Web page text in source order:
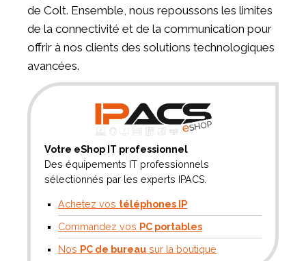
de Colt. Ensemble, nous repoussons les limites
de la connectivité et de la communication pour
offrir à nos clients des solutions technologiques
avancées.
Votre eShop IT professionnel
Des équipements IT professionnels
sélectionnés par les experts IPACS.
Achetez vos téléphones IP
Commandez vos PC portables
Nos PC de bureau sur la boutique